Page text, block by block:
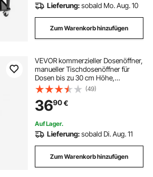
Lieferung:sobald Mo. Aug. 10
Zum Warenkorb hinzufügen
VEVOR kommerzieller Dosenöffner,
manueller Tischdosenöffner für
Dosen bis zu 30 cm Höhe,
höhenverstellbarer
Konservenöffner mit Schrauben &
Tischklemme, Büchsenöffner für
Restaurants Hotels
(49)
3690€
Auf Lager.
Lieferung:sobald Di. Aug. 11
Zum Warenkorb hinzufügen